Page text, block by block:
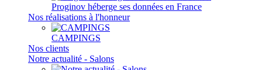
Proginov héberge ses données en France
Nos réalisations à l'honneur
CAMPINGS
Nos clients
Notre actualité - Salons